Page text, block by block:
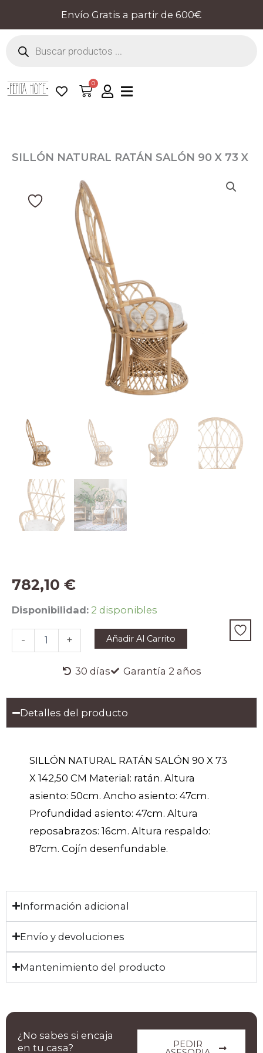
contenido
Envío Gratis a partir de 600€
productos
0
Cart
SILLÓN NATURAL RATÁN SALÓN 90 X 73 X
782,10 €
Disponibilidad: 2 disponibles
-
SILLÓN
NATURAL
RATÁN
SALÓN
90
142,50
CM
+ Añadir Al Carrito
30 días Garantía 2 años
Detalles del producto
SILLÓN NATURAL RATÁN SALÓN 90 X 73
X 142,50 CM Material: ratán. Altura
asiento: 50cm. Ancho asiento: 47cm.
Profundidad asiento: 47cm. Altura
reposabrazos: 16cm. Altura respaldo:
87cm. Cojín desenfundable.
Información adicional
Envío y devoluciones
Mantenimiento del producto
PEDIR
¿No sabes si encaja
en tu casa?